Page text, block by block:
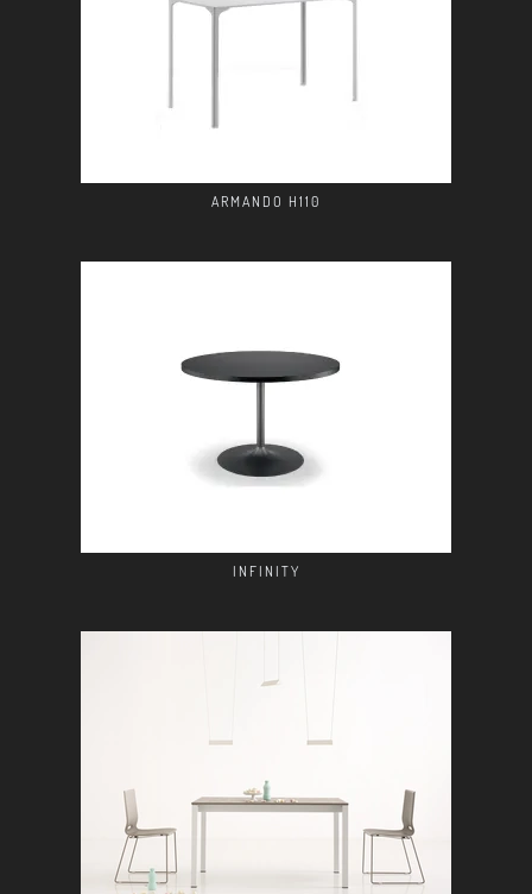
ARMANDO H110
INFINITY